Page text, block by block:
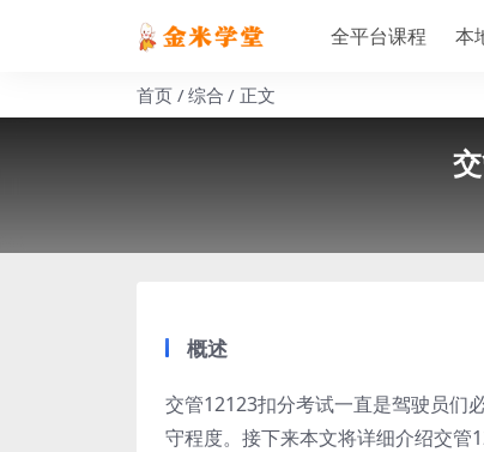
全平台课程 本
首页 综合 正文
概述
交管12123扣分考试一直是驾驶员们
守程度。接下来本文将详细介绍交管